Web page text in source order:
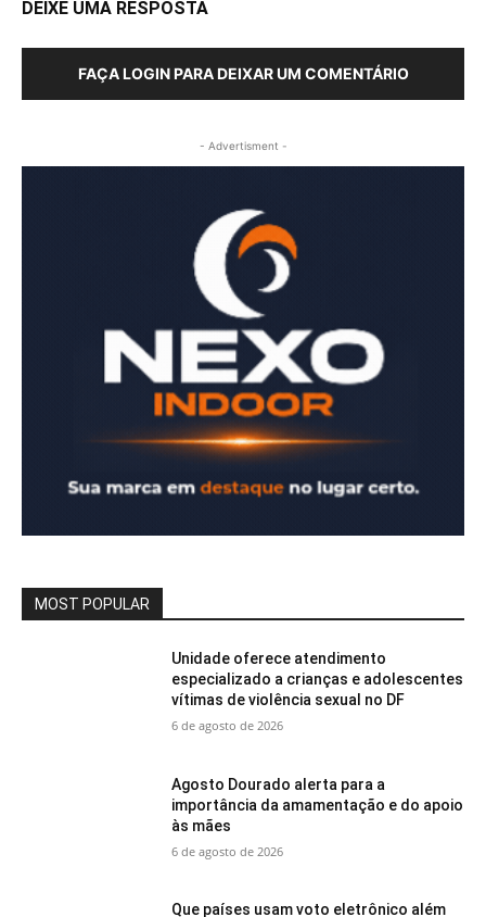
DEIXE UMA RESPOSTA
FAÇA LOGIN PARA DEIXAR UM COMENTÁRIO
- Advertisment -
MOST POPULAR
Unidade oferece atendimento
especializado a crianças e adolescentes
vítimas de violência sexual no DF
6 de agosto de 2026
Agosto Dourado alerta para a
importância da amamentação e do apoio
às mães
6 de agosto de 2026
Que países usam voto eletrônico além